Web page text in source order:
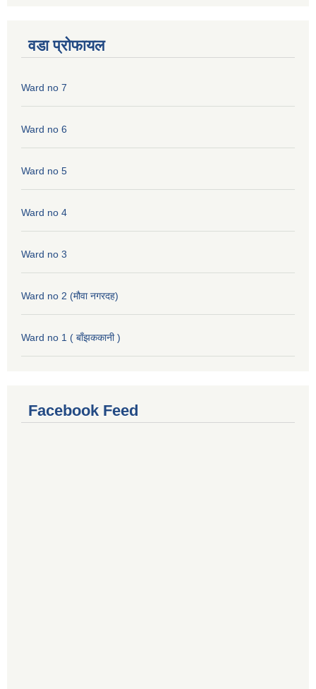
वडा प्रोफायल
Ward no 7
Ward no 6
Ward no 5
Ward no 4
Ward no 3
Ward no 2 (मौवा नगरदह)
Ward no 1 ( बाँझककानी )
Facebook Feed